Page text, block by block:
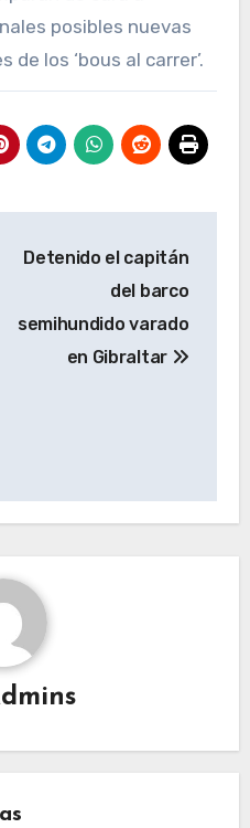
posibles nuevas
los ‘bous al carrer’.
Detenido el capitán
del barco
semihundido varado
en Gibraltar